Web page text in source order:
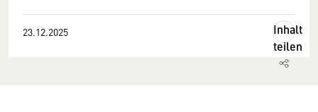
23.12.2025
Inhalt
teilen